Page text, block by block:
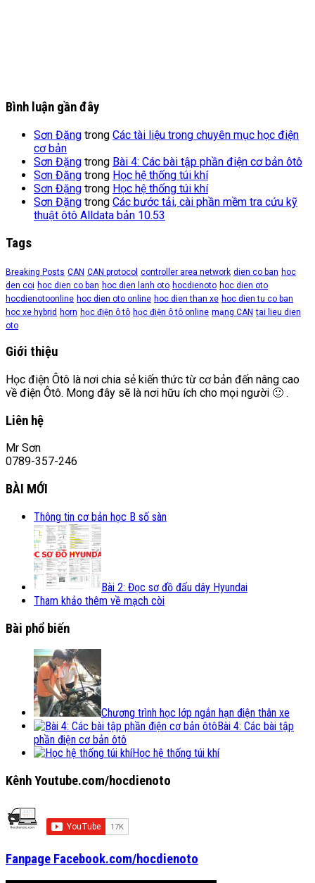
Bình luận gần đây
Sơn Đặng trong Các tài liệu trong chuyên mục học điện
cơ bản
Sơn Đặng trong Bài 4: Các bài tập phần điện cơ bản ôtô
Sơn Đặng trong Học hệ thống túi khí
Sơn Đặng trong Học hệ thống túi khí
Sơn Đặng trong Các bước tải, cài phần mềm tra cứu kỹ
thuật ôtô Alldata bản 10.53
Tags
Breaking Posts CAN CAN protocol controller area network dien co ban hoc
den coi hoc dien co ban hoc dien lanh oto hocdienoto hoc dien oto
hocdienotoonline hoc dien oto online hoc dien than xe hoc dien tu co ban
hoc xe hybrid horn học điện ô tô học điện ô tô online mạng CAN tai lieu dien
oto
Giới thiệu
Học điện Ôtô là nơi chia sẻ kiến thức từ cơ bản đến nâng cao
về điện Ôtô. Mong đây sẽ là nơi hữu ích cho mọi người 🙂 .
Liên hệ
Mr Sơn
0789-357-246
BÀI MỚI
Thông tin cơ bản học B số sàn
Bài 2: Đọc sơ đồ đấu dây Hyundai
Tham khảo thêm về mạch còi
Bài phổ biến
Chương trình học lớp ngắn hạn điện thân xe
Bài 4: Các bài tập
phần điện cơ bản ôtô
Học hệ thống túi khí
Kênh Youtube.com/hocdienoto
Fanpage Facebook.com/hocdienoto